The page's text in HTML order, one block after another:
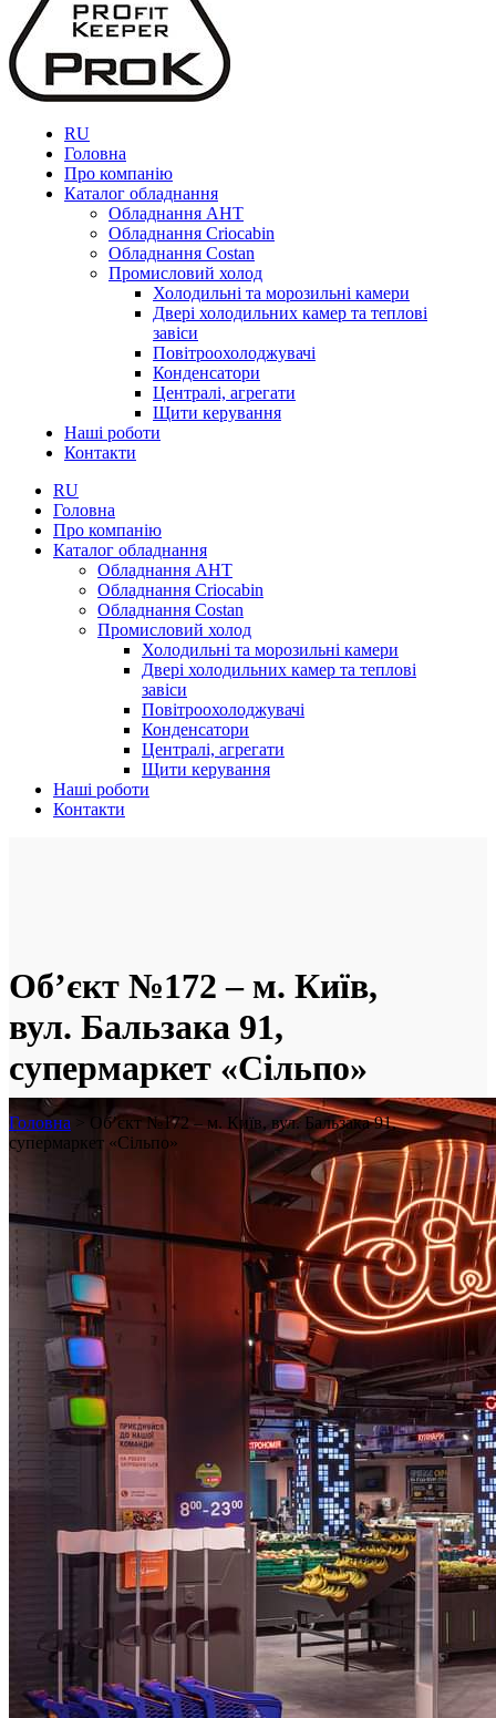
RU
Головна
Про компанію
Каталог обладнання
Обладнання AHT
Обладнання Criocabin
Обладнання Costan
Промисловий холод
Холодильні та морозильні камери
Двері холодильних камер та теплові
завіси
Повітроохолоджувачі
Конденсатори
Централі, агрегати
Щити керування
Наші роботи
Контакти
RU
Головна
Про компанію
Каталог обладнання
Обладнання AHT
Обладнання Criocabin
Обладнання Costan
Промисловий холод
Холодильні та морозильні камери
Двері холодильних камер та теплові
завіси
Повітроохолоджувачі
Конденсатори
Централі, агрегати
Щити керування
Наші роботи
Контакти
Об’єкт №172 – м. Київ,
вул. Бальзака 91,
супермаркет «Сільпо»
Головна > Об’єкт №172 – м. Київ, вул. Бальзака 91,
супермаркет «Сільпо»